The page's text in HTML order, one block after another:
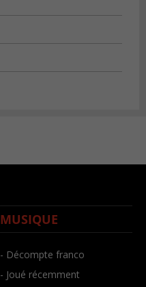
MUSIQUE
- Décompte franco
- Joué récemment